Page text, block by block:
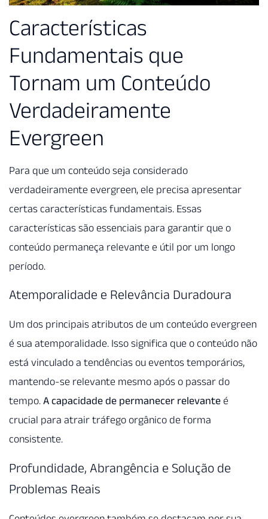
Características
Fundamentais que
Tornam um Conteúdo
Verdadeiramente
Evergreen
Para que um conteúdo seja considerado
verdadeiramente evergreen, ele precisa apresentar
certas características fundamentais. Essas
características são essenciais para garantir que o
conteúdo permaneça relevante e útil por um longo
período.
Atemporalidade e Relevância Duradoura
Um dos principais atributos de um conteúdo evergreen
é sua atemporalidade. Isso significa que o conteúdo não
está vinculado a tendências ou eventos temporários,
mantendo-se relevante mesmo após o passar do
tempo. A capacidade de permanecer relevante é
crucial para atrair tráfego orgânico de forma
consistente.
Profundidade, Abrangência e Solução de
Problemas Reais